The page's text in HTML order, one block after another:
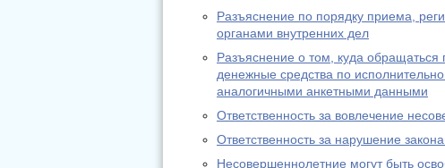
Разъяснение по порядку приема,
органами внутренних дел
Разъяснение о том, куда обращаться
денежные средства по
аналогичными анкетными данными
Ответственность за вовлечение
Ответственность за нарушение
Несовершеннолетние могут быть